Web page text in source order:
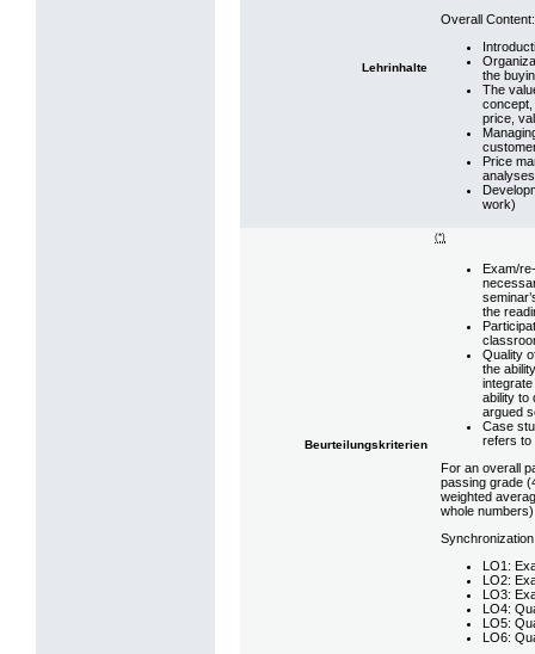
Lehrinhalte
Overall Content:
the
The
concept,
price,
Price
work)
Beurteilungskriterien
(*)
Exam/
the
Quality
the
ability to
argued
Case
refers to
For an overall
passing grade
weighted
whole
LO1:
LO2:
LO3:
LO4:
LO5:
LO6: